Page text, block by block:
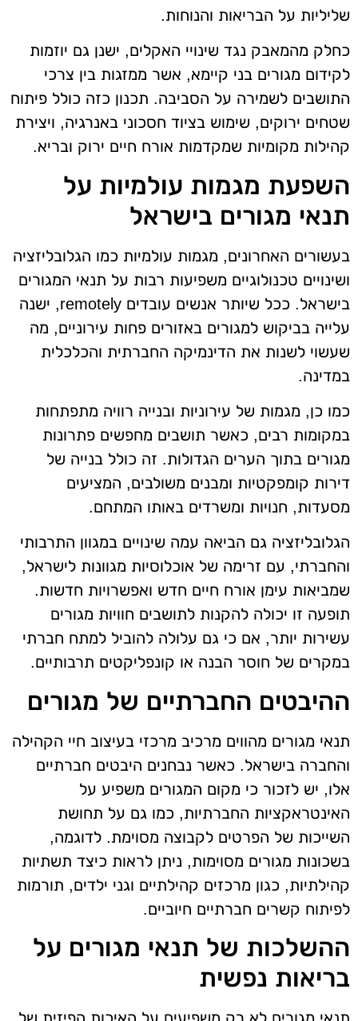
שליליות על הבריאות והנוחות.
כחלק מהמאבק נגד שינויי האקלים, ישנן גם יוזמות
לקידום מגורים בני קיימא, אשר ממזגות בין צרכי
התושבים לשמירה על הסביבה. תכנון כזה כולל פיתוח
שטחים ירוקים, שימוש בציוד חסכוני באנרגיה, ויצירת
קהילות מקומיות שמקדמות אורח חיים ירוק ובריא.
השפעת מגמות עולמיות על
תנאי מגורים בישראל
בעשורים האחרונים, מגמות עולמיות כמו הגלובליזציה
ושינויים טכנולוגיים משפיעות רבות על תנאי המגורים
בישראל. ככל שיותר אנשים עובדים remotely, ישנה
עלייה בביקוש למגורים באזורים פחות עירוניים, מה
שעשוי לשנות את הדינמיקה החברתית והכלכלית
במדינה.
כמו כן, מגמות של עירוניות ובנייה רוויה מתפתחות
במקומות רבים, כאשר תושבים מחפשים פתרונות
מגורים בתוך הערים הגדולות. זה כולל בנייה של
דירות קומפקטיות ומבנים משולבים, המציעים
מסעדות, חנויות ומשרדים באותו המתחם.
הגלובליזציה גם הביאה עמה שינויים במגוון התרבותי
והחברתי, עם זרימה של אוכלוסיות מגוונות לישראל,
שמביאות עימן אורח חיים חדש ואפשרויות חדשות.
תופעה זו יכולה להקנות לתושבים חוויות מגורים
עשירות יותר, אם כי גם עלולה להוביל למתח חברתי
במקרים של חוסר הבנה או קונפליקטים תרבותיים.
ההיבטים החברתיים של מגורים
תנאי מגורים מהווים מרכיב מרכזי בעיצוב חיי הקהילה
והחברה בישראל. כאשר נבחנים היבטים חברתיים
אלו, יש לזכור כי מקום המגורים משפיע על
האינטראקציות החברתיות, כמו גם על תחושת
השייכות של הפרטים לקבוצה מסוימת. לדוגמה,
בשכונות מגורים מסוימות, ניתן לראות כיצד תשתיות
קהילתיות, כגון מרכזים קהילתיים וגני ילדים, תורמות
לפיתוח קשרים חברתיים חיוביים.
ההשלכות של תנאי מגורים על
בריאות נפשית